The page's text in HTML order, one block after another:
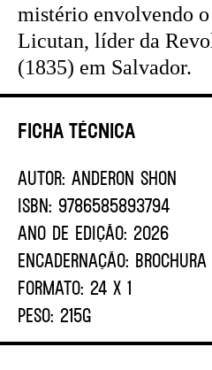
Ficha Técnica
AUTOR: Anderon Shon
ISBN: 9786585893794
ANO DE EDIÇÃO: 2026
ENCADERNAÇÃO: BROCHURA
FORMATO: 24 X 1
PESO: 215G
mistério envolvendo
Licutan, líder da
(1835) em Salvador.